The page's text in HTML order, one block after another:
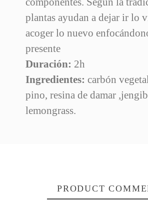
plantas ayudan a dejar ir lo
acoger lo nuevo
presente
Duración: 2h
Ingredientes: carbón
pino, resina de damar
lemongrass.
PRODUCT